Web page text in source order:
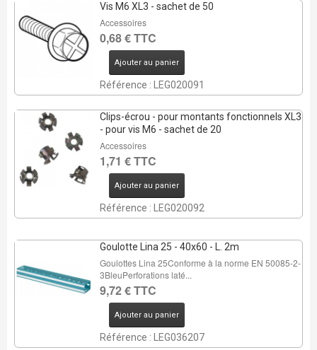
Vis M6 XL3 - sachet de 50
Accessoires
0,68 € TTC
Ajouter au panier
Référence : LEG020091
Clips-écrou - pour montants fonctionnels XL3
- pour vis M6 - sachet de 20
Accessoires
1,71 € TTC
Ajouter au panier
Référence : LEG020092
Goulotte Lina 25 - 40x60 - L. 2m
Goulottes Lina 25Conforme à la norme EN 50085-2-
3BleuPerforations laté...
9,72 € TTC
Ajouter au panier
Référence : LEG036207